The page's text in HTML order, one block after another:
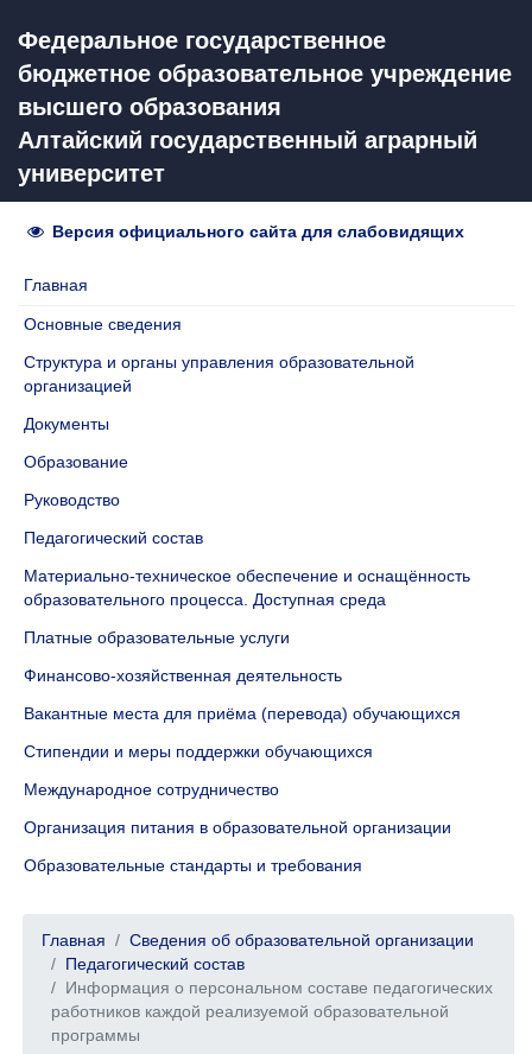
Федеральное государственное
бюджетное образовательное учреждение
высшего образования
Алтайский государственный аграрный
университет
Версия официального сайта для слабовидящих
Главная
Основные сведения
Структура и органы управления образовательной
организацией
Документы
Образование
Руководство
Педагогический состав
Материально-техническое обеспечение и оснащённость
образовательного процесса. Доступная среда
Платные образовательные услуги
Финансово-хозяйственная деятельность
Вакантные места для приёма (перевода) обучающихся
Стипендии и меры поддержки обучающихся
Международное сотрудничество
Организация питания в образовательной организации
Образовательные стандарты и требования
Главная
Сведения об образовательной организации
Педагогический состав
Информация о персональном составе педагогических
работников каждой реализуемой образовательной
программы